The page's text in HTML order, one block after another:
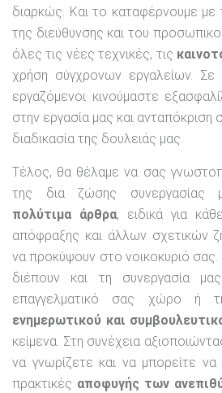
διαρκώς. Και το καταφέρνουμε
της διεύθυνσης και του
όλες τις νέες τεχνικές, τις
χρήση σύγχρονων εργαλείων. Σε
εργαζόμενοι κινούμαστε
στην εργασία μας και ανταπόκριση
διαδικασία της δουλειάς μας.
Τέλος, θα θέλαμε να σας
της δια ζώσης συνεργασίας
πολύτιμα άρθρα, ειδικά για
απόφραξης και άλλων σχετικών
να προκύψουν στο νοικοκυριό σας.
διέπουν και τη συνεργασία
επαγγελματικό σας χώρο ή
ενημερωτικού και
κείμενα. Στη συνέχεια
να γνωρίζετε και να μπορείτε
πρακτικές αποφυγής των